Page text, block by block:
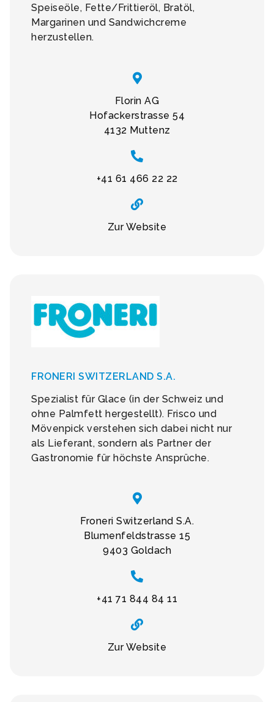
Speiseöle, Fette/Frittieröl, Bratöl,
Margarinen und Sandwichcreme
herzustellen.
Florin AG
Hofackerstrasse 54
4132 Muttenz
+41 61 466 22 22
Zur Website
FRONERI SWITZERLAND S.A.
Spezialist für Glace (in der Schweiz und
ohne Palmfett hergestellt). Frisco und
Mövenpick verstehen sich dabei nicht nur
als Lieferant, sondern als Partner der
Gastronomie für höchste Ansprüche.
Froneri Switzerland S.A.
Blumenfeldstrasse 15
9403 Goldach
+41 71 844 84 11
Zur Website